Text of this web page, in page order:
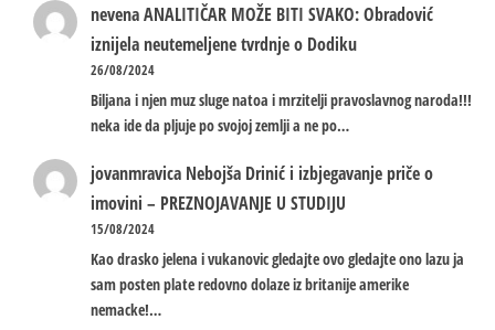
nevenaANALITIČAR MOŽE BITI SVAKO: Obradović
iznijela neutemeljene tvrdnje o Dodiku
26/08/2024
Biljana i njen muz sluge natoa i mrzitelji pravoslavnog naroda!!!
neka ide da pljuje po svojoj zemlji a ne po…
jovanmravica Nebojša Drinić i izbjegavanje priče o
imovini – PREZNOJAVANJE U STUDIJU
15/08/2024
Kao drasko jelena i vukanovic gledajte ovo gledajte ono lazu ja
sam posten plate redovno dolaze iz britanije amerike
nemacke!…